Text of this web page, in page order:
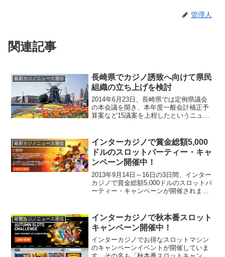
管理人
関連記事
最新カジノニュース通信
長崎県でカジノ誘致へ向けて県民
組織の立ち上げを検討
2014年6月23日、長崎県では定例県議会
の本会議を開き、本年度一般会計補正予
算案など15議案を上程したというニュー
む統合型リゾート（IR）を佐世保市にあ
るハウステンボ...
最新カジノニュース通信
インターカジノで賞金総額5,000
ドルのスロットパーティー・キャ
ンペーン開催中！
2013年9月14日～16日の3日間、インター
カジノで賞金総額5,000ドルのスロットパ
ーティー・キャンペーンが開催されま
ンして、「ボーナス」から「秋到来！ス
ロッ...
最新カジノニュース通信
インターカジノで秋本番スロット
キャンペーン開催中！
インターカジノでお得なスロットマシン
のキャンペーンイベントが開催していま